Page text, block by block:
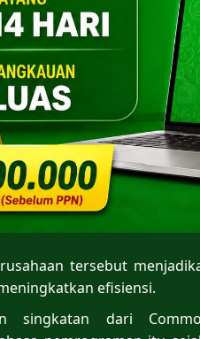
tersebut
efisiensi.
singkatan dari